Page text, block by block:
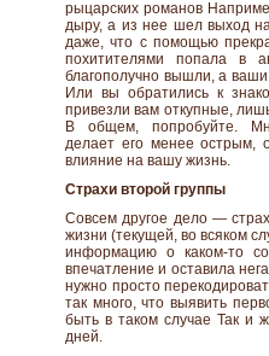
рыцарских романов
дыру, а из нее шел выход
даже, что с помощью
похитителями попала в
благополучно вышли, а
Или вы обратились к
привезли вам откупные,
В общем, попробуйте.
делает его менее острым,
влияние на вашу жизнь.
Страхи второй группы
Совсем другое дело —
жизни (текущей, во всяком
информацию о каком-то
впечатление и оставила
нужно просто
так много, что выявить
быть в таком случае Так и
дней.